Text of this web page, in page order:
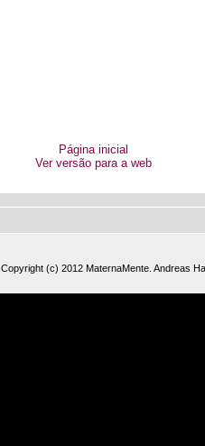
Página inicial
Ver versão para a web
Copyright (c) 2012 MaternaMente. Andreas